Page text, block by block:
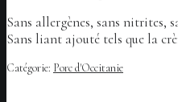
Sans allergènes, sans nitrites,
Sans liant ajouté tels que la
Catégorie: Porc d'Occitanie